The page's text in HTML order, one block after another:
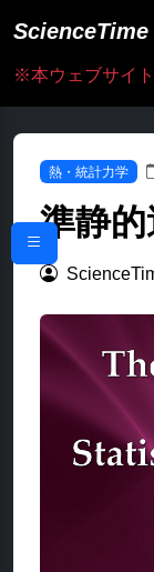
ScienceTime
※本ウェブサイ
熱・統計力学
準静